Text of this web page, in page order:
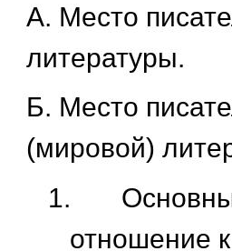
А. Место
литературы.
Б. Место
(мировой)
1.
отношение